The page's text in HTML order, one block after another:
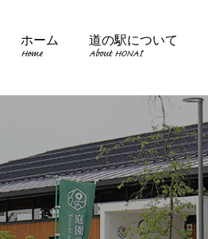
ホーム
Home
道の駅について
About HONAI